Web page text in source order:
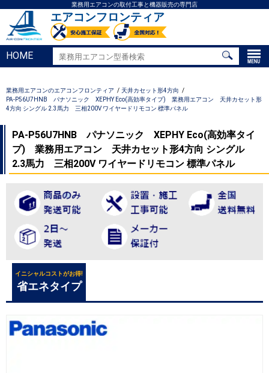
業務用エアコンの取付工事と機器販売の専門店
エアコンフロンティア
HOME
業務用エアコンのエアコンフロンティア
天井カセット形4方向
PA-P56U7HNB パナソニック XEPHY Eco(高効率タイプ) 業務用エアコン 天井カセット形
4方向 シングル 2.3馬力 三相200V ワイヤードリモコン 標準パネル
PA-P56U7HNB パナソニック XEPHY Eco(高効率タイ
プ) 業務用エアコン 天井カセット形4方向 シングル
2.3馬力 三相200V ワイヤードリモコン 標準パネル
イニシャルコストがお得!
省エネタイプ